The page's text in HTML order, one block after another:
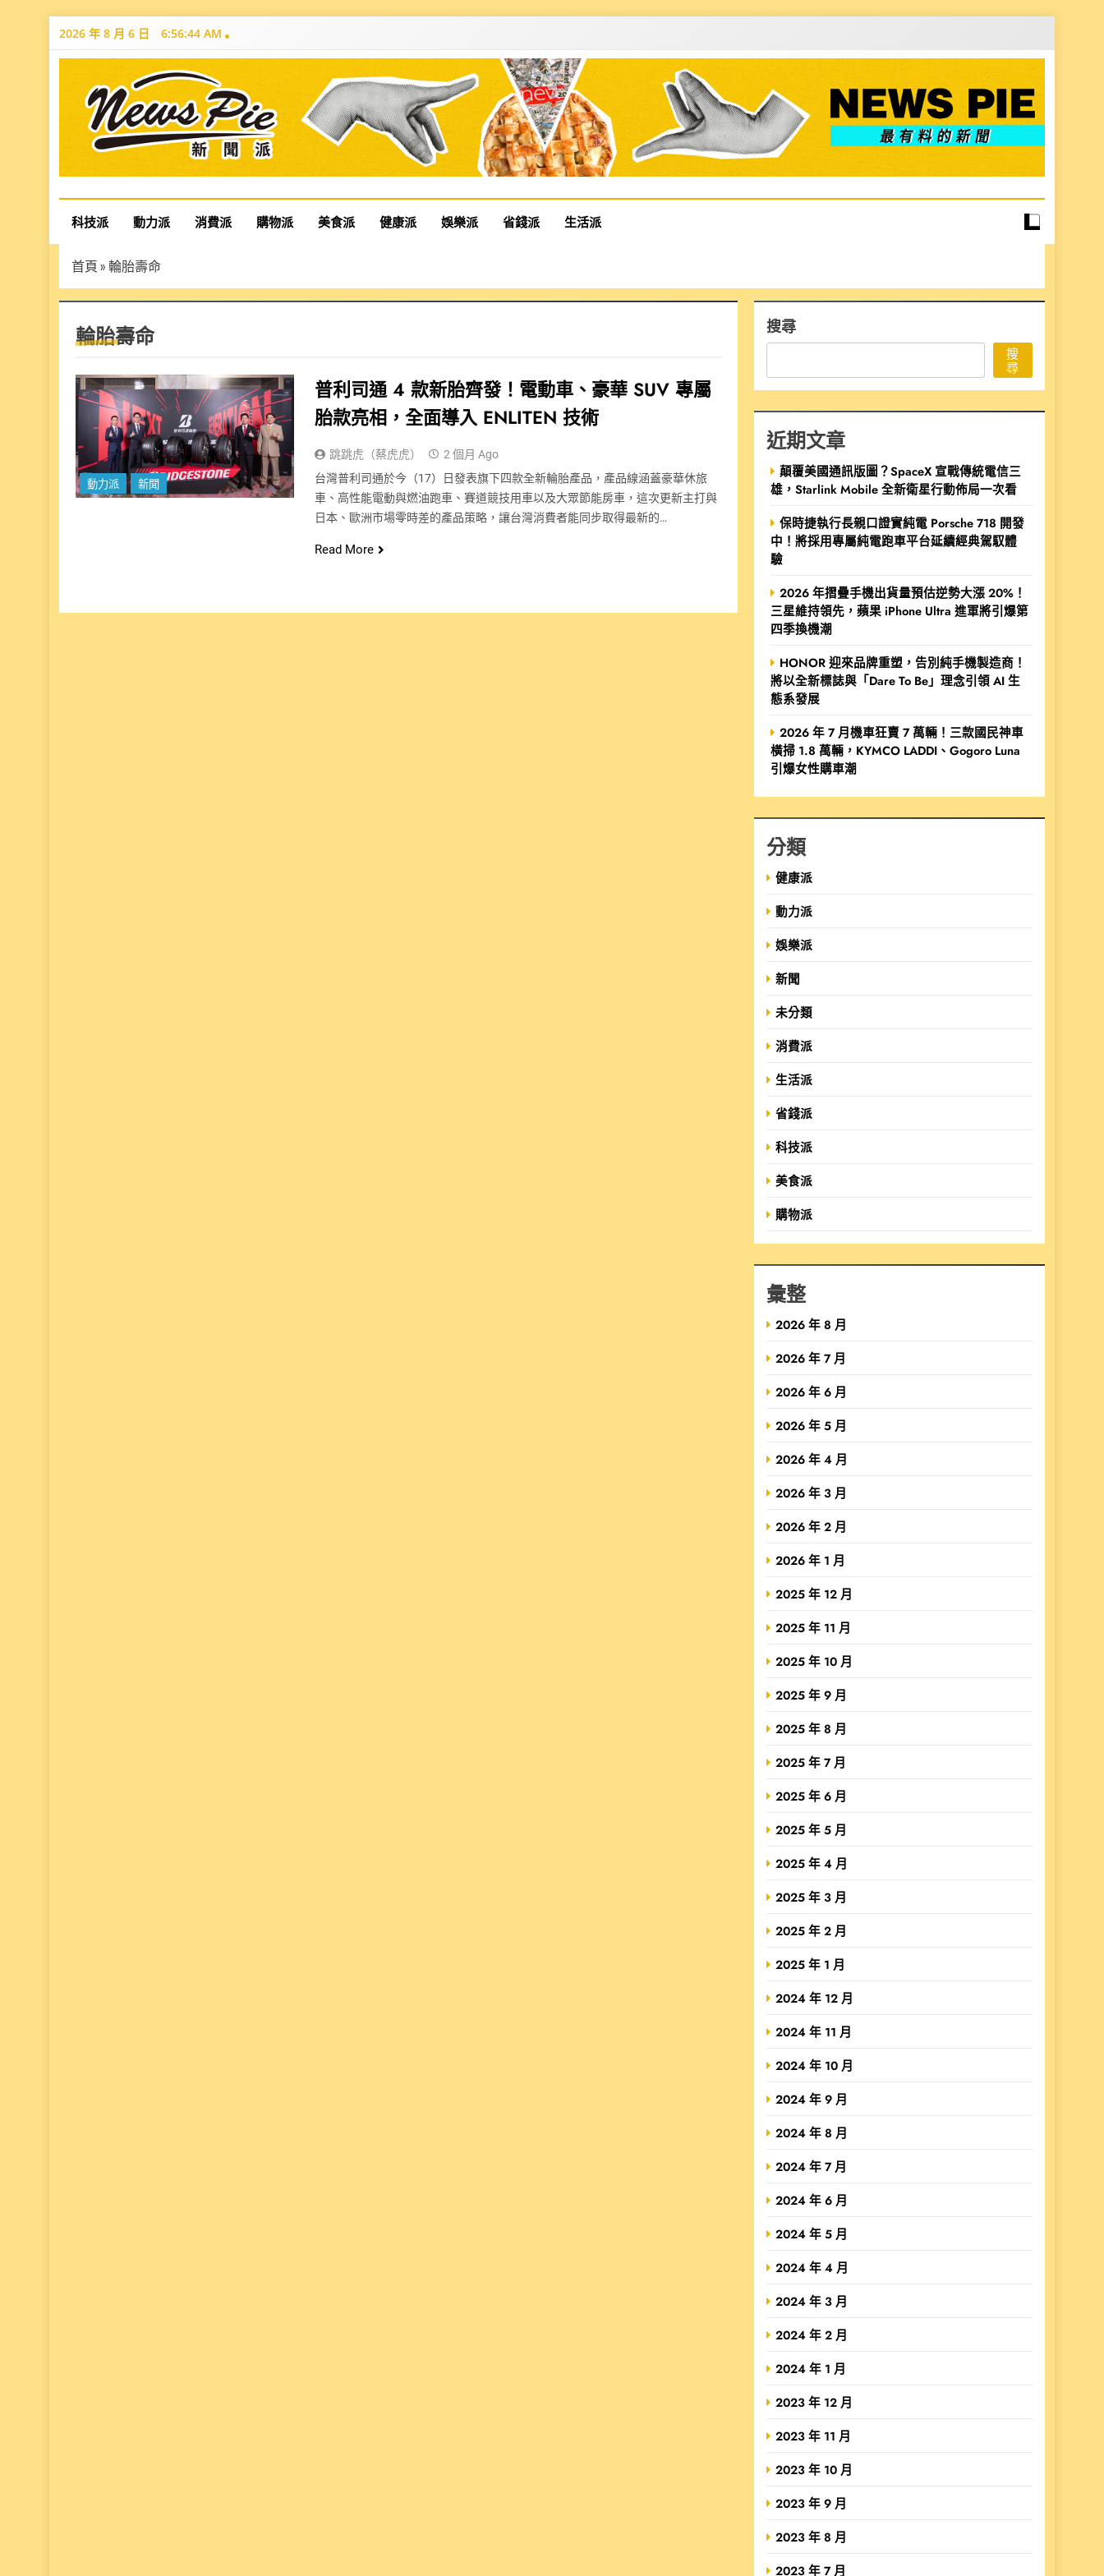
Skip
2026 年 8 月 6 日 6:56:45 AM
News Pie
最有料的新聞
科技派 動力派 消費派 購物派 美食派 健康派 娛樂派 省錢派 生活派
首頁 » 輪胎壽命
輪胎壽命
動力派 新聞
普利司通 4 款新胎齊發！電動車、豪華 SUV 專屬
胎款亮相，全面導入 ENLITEN 技術
跳跳虎（蔡虎虎）
2 個月 Ago
台灣普利司通於今（17）日發表旗下四款全新輪胎產品，產品線涵蓋豪華休旅
車、高性能電動與燃油跑車、賽道競技用車以及大眾節能房車，這次更新主打與
日本、歐洲市場零時差的產品策略，讓台灣消費者能同步取得最新的…
Read More
搜尋
搜
尋
近期文章
顛覆美國通訊版圖？SpaceX 宣戰傳統電信三
雄，Starlink Mobile 全新衛星行動佈局一次看
保時捷執行長親口證實純電 Porsche 718 開發
中！將採用專屬純電跑車平台延續經典駕馭體
驗
2026 年摺疊手機出貨量預估逆勢大漲 20%！
三星維持領先，蘋果 iPhone Ultra 進軍將引爆第
四季換機潮
HONOR 迎來品牌重塑，告別純手機製造商！
將以全新標誌與「Dare To Be」理念引領 AI 生
態系發展
2026 年 7 月機車狂賣 7 萬輛！三款國民神車
橫掃 1.8 萬輛，KYMCO LADDI、Gogoro Luna
引爆女性購車潮
分類
健康派
動力派
娛樂派
新聞
未分類
消費派
生活派
省錢派
科技派
美食派
購物派
彙整
2026 年 8 月
2026 年 7 月
2026 年 6 月
2026 年 5 月
2026 年 4 月
2026 年 3 月
2026 年 2 月
2026 年 1 月
2025 年 12 月
2025 年 11 月
2025 年 10 月
2025 年 9 月
2025 年 8 月
2025 年 7 月
2025 年 6 月
2025 年 5 月
2025 年 4 月
2025 年 3 月
2025 年 2 月
2025 年 1 月
2024 年 12 月
2024 年 11 月
2024 年 10 月
2024 年 9 月
2024 年 8 月
2024 年 7 月
2024 年 6 月
2024 年 5 月
2024 年 4 月
2024 年 3 月
2024 年 2 月
2024 年 1 月
2023 年 12 月
2023 年 11 月
2023 年 10 月
2023 年 9 月
2023 年 8 月
2023 年 7 月